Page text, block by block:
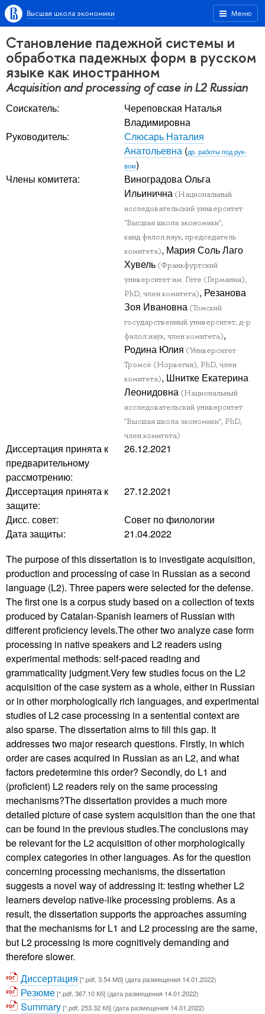
Меню
Высшая школа экономики
Становление падежной системы и
обработка падежных форм в русском
языке как иностранном
Acquisition and processing of case in L2 Russian
Соискатель:
Череповская Наталья
Владимировна
Руководитель:
Слюсарь Наталия
Анатольевна (др. работы под рук-
вом)
Члены комитета:
Виноградова Ольга
Ильинична (Национальный
исследовательский университет
"Высшая школа экономики",
канд.филол.наук, председатель
комитета), Мария Соль Лаго
Хувель (Франкфуртский
университет им. Гёте (Германия),
PhD, член комитета), Резанова
Зоя Ивановна (Томский
государственный университет, д-р
филол.наук, член комитета),
Родина Юлия (Университет
Тромсё (Норвегия), PhD, член
комитета), Шнитке Екатерина
Леонидовна (Национальный
исследовательский университет
"Высшая школа экономики", PhD,
член комитета)
Диссертация принята к
предварительному
рассмотрению:
26.12.2021
Диссертация принята к
защите:
27.12.2021
Дисс. совет:
Совет по филологии
Дата защиты:
21.04.2022
The purpose of this dissertation is to investigate acquisition,
production and processing of case in Russian as a second
language (L2). Three papers were selected for the defense.
The first one is a corpus study based on a collection of texts
produced by Catalan-Spanish learners of Russian with
different proficiency levels.The other two analyze case form
processing in native speakers and L2 readers using
experimental methods: self-paced reading and
grammaticality judgment.Very few studies focus on the L2
acquisition of the case system as a whole, either in Russian
or in other morphologically rich languages, and experimental
studies of L2 case processing in a sentential context are
also sparse. The dissertation aims to fill this gap. It
addresses two major research questions. Firstly, in which
order are cases acquired in Russian as an L2, and what
factors predetermine this order? Secondly, do L1 and
(proficient) L2 readers rely on the same processing
mechanisms?The dissertation provides a much more
detailed picture of case system acquisition than the one that
can be found in the previous studies.The conclusions may
be relevant for the L2 acquisition of other morphologically
complex categories in other languages. As for the question
concerning processing mechanisms, the dissertation
suggests a novel way of addressing it: testing whether L2
learners develop native-like processing problems. As a
result, the dissertation supports the approaches assuming
that the mechanisms for L1 and L2 processing are the same,
but L2 processing is more cognitively demanding and
therefore slower.
Диссертация [*.pdf, 3.54 Мб] (дата размещения 14.01.2022)
Резюме[*.pdf, 367.10 Кб] (дата размещения 14.01.2022)
Summary[*.pdf, 253.32 Кб] (дата размещения 14.01.2022)